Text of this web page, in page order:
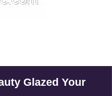
Glazed Your